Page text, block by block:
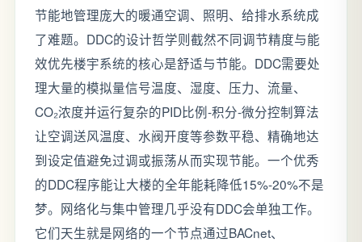
节能地管理庞大的暖通空调、照明、给排水系统成
了难题。DDC的设计哲学则截然不同调节精度与能
效优先楼宇系统的核心是舒适与节能。DDC需要处
理大量的模拟量信号温度、湿度、压力、流量、
CO₂浓度并运行复杂的PID比例-积分-微分控制算法
让空调送风温度、水阀开度等参数平稳、精确地达
到设定值避免过调或振荡从而实现节能。一个优秀
的DDC程序能让大楼的全年能耗降低15%-20%不是
梦。网络化与集中管理几乎没有DDC会单独工作。
它们天生就是网络的一个节点通过BACnet、